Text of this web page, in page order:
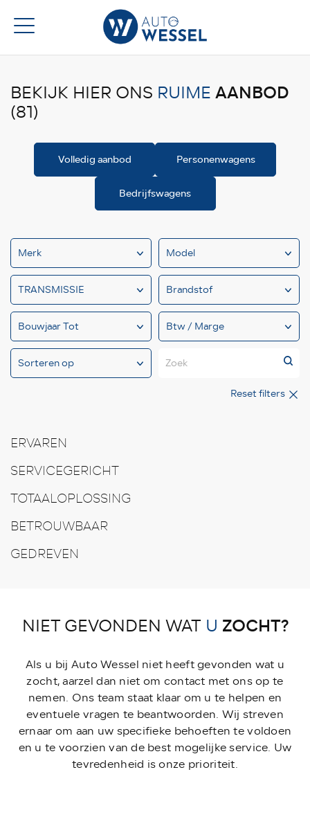
BEKIJK HIER ONS RUIMEAANBOD
(81)
Volledig aanbod Personenwagens
Bedrijfswagens
Zoek
Reset filters
ERVAREN
SERVICEGERICHT
TOTAALOPLOSSING
BETROUWBAAR
GEDREVEN
NIET GEVONDEN WAT U ZOCHT?
Als u bij Auto Wessel niet heeft gevonden wat u
zocht, aarzel dan niet om contact met ons op te
nemen. Ons team staat klaar om u te helpen en
eventuele vragen te beantwoorden. Wij streven
ernaar om aan uw specifieke behoeften te voldoen
en u te voorzien van de best mogelijke service. Uw
tevredenheid is onze prioriteit.